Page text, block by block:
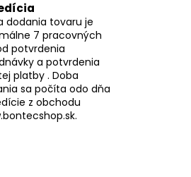
dodania tovaru je
7 pracovných
potvrdenia
a potvrdenia
platby . Doba
sa počíta odo dňa
z obchodu